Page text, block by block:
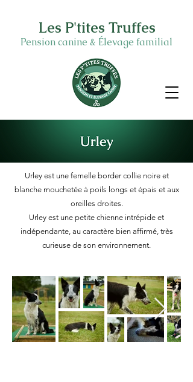
Les P'tites Truffes
Pension canine & Élevage familial
Urley est une femelle border collie noire et
blanche mouchetée à poils longs et épais et aux
oreilles droites.
Urley est une petite chienne intrépide et
indépendante, au caractère bien affirmé, très
curieuse de son environnement.